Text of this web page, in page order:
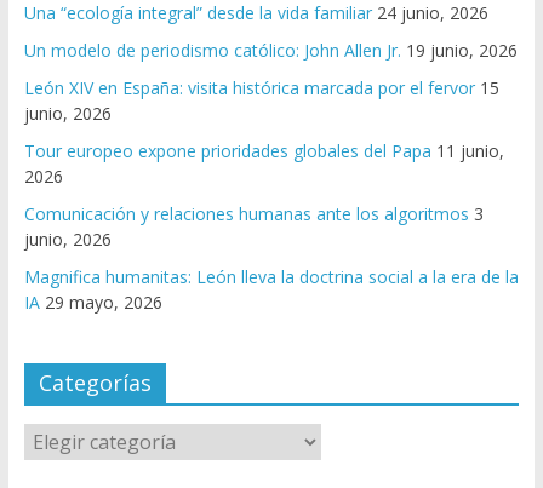
Una “ecología integral” desde la vida familiar 24 junio, 2026
Un modelo de periodismo católico: John Allen Jr. 19 junio, 2026
León XIV en España: visita histórica marcada por el fervor 15
junio, 2026
Tour europeo expone prioridades globales del Papa 11 junio,
2026
Comunicación y relaciones humanas ante los algoritmos 3
junio, 2026
Magnifica humanitas: León lleva la doctrina social a la era de la
IA 29 mayo, 2026
Categorías